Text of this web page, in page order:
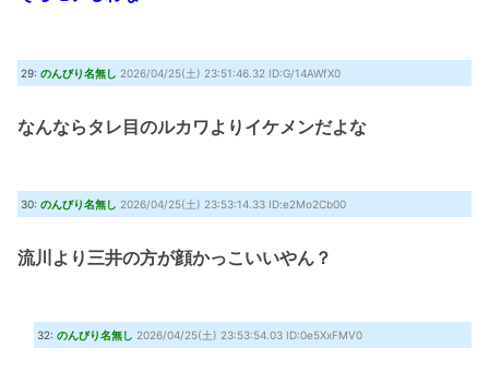
29: のんびり名無し 2026/04/25(土) 23:51:46.32 ID:G/14AWfX0
なんならタレ目のルカワよりイケメンだよな
30: のんびり名無し 2026/04/25(土) 23:53:14.33 ID:e2Mo2Cb00
流川より三井の方が顔かっこいいやん？
32: のんびり名無し 2026/04/25(土) 23:53:54.03 ID:0e5XxFMV0